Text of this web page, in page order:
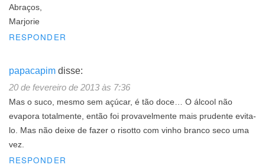
Abraços,
Marjorie
RESPONDER
papacapim disse:
20 de fevereiro de 2013 às 7:36
Mas o suco, mesmo sem açúcar, é tão doce… O álcool não
evapora totalmente, então foi provavelmente mais prudente evita-
lo. Mas não deixe de fazer o risotto com vinho branco seco uma
vez.
RESPONDER